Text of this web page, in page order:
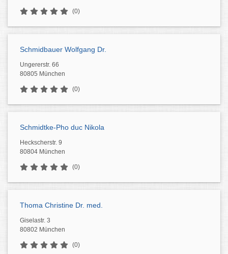
(0)
Schmidbauer Wolfgang Dr.
Ungererstr. 66
80805 München
(0)
Schmidtke-Pho duc Nikola
Heckscherstr. 9
80804 München
(0)
Thoma Christine Dr. med.
Giselastr. 3
80802 München
(0)